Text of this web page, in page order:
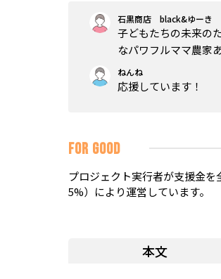
石黒商店 black&ゆーき
子どもたちの未来の
なパワフルママ農家
ねんね
応援しています！
FOR GOOD
プロジェクト実行者が支援金
5%）により運営しています。
本文